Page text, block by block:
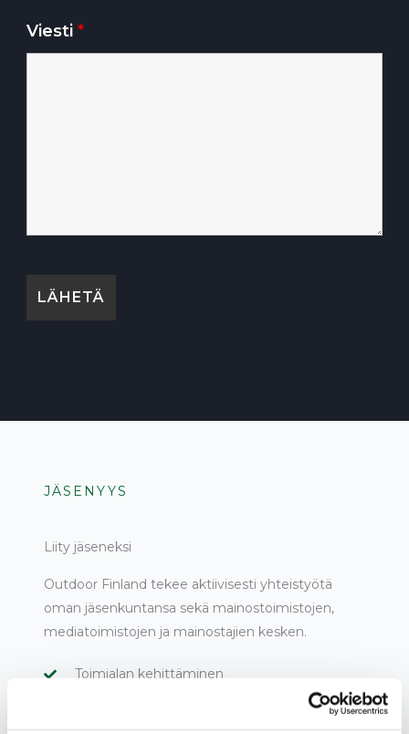
Viesti *
JÄSENYYS
Liity jäseneksi
Outdoor Finland tekee aktiivisesti yhteistyötä
oman jäsenkuntansa sekä mainostoimistojen,
mediatoimistojen ja mainostajien kesken.
Toimialan kehittäminen